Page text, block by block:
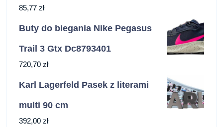
85,77 zł
Buty do biegania Nike Pegasus
Trail 3 Gtx Dc8793401
720,70 zł
Karl Lagerfeld Pasek z literami
multi 90 cm
392,00 zł